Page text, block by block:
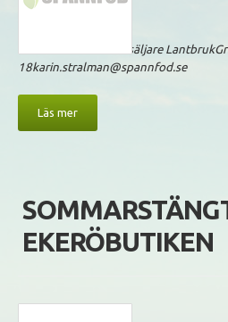
Karin StrålmanFodersäljare
18karin.stralman@spannfod.se
Läs mer
EKERÖBUTIKEN